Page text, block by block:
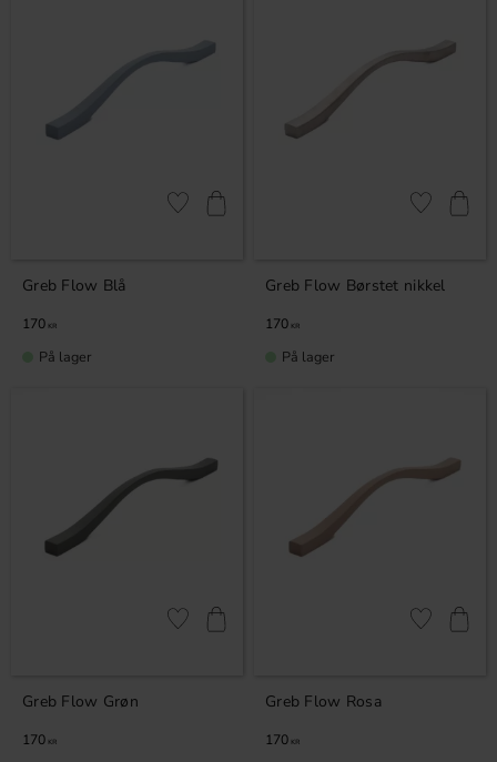
Greb Flow Blå
170 KR
Gem som favorit
På lager
Greb Flow Børstet nikkel
170 KR
Gem som
På lager
Greb Flow Grøn
170 KR
Gem som favorit
Greb Flow Rosa
170 KR
Gem som